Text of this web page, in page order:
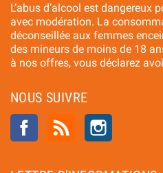
L’abus d’alcool est dangereux
avec modération. La
déconseillée aux femmes
des mineurs de moins de 18
à nos offres, vous déclarez
NOUS SUIVRE
FacebookRss